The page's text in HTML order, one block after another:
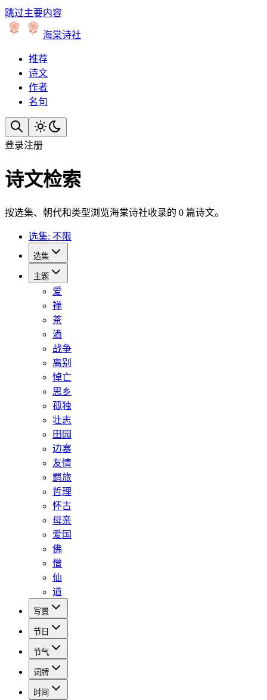
跳过主要内容
海棠诗社
推荐
诗文
作者
名句
登录注册
诗文检索
按选集、朝代和类型浏览海棠诗社收录的 0 篇诗文。
选集: 不限
选集
主题
爱
禅
茶
酒
战争
离别
悼亡
思乡
孤独
壮志
田园
边塞
友情
羁旅
哲理
怀古
母亲
爱国
佛
僧
仙
道
写景
节日
节气
词牌
时间